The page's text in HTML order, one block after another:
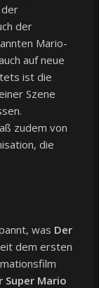
der
Mario-
auf neue
ist die
Szene
zudem von
die
was Der
dem ersten
Super Mario